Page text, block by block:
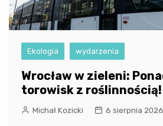
Ekologia wydarzenia
Wrocław w zieleni:
torowisk z roślinnością!
Michał Kozicki 6 sierpnia 2026